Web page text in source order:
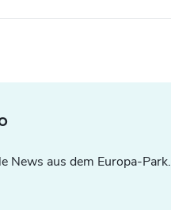
News aus dem Europa-Park.